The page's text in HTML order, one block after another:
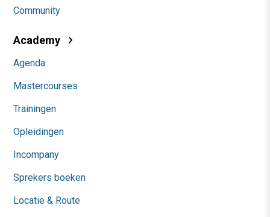
Community
Academy
Agenda
Mastercourses
Trainingen
Opleidingen
Incompany
Sprekers boeken
Locatie & Route